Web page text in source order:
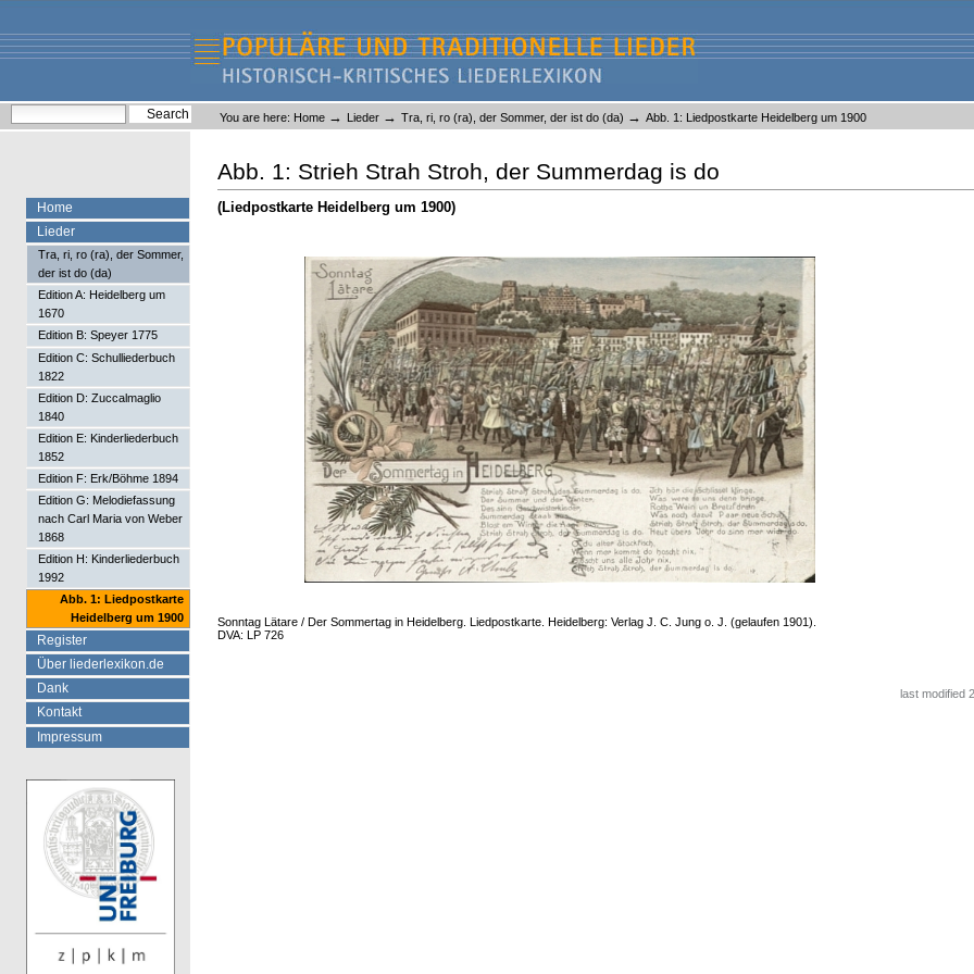
content.
navigation
Liederlexikon
Personal
tools
You are here: Home → Lieder → Tra, ri, ro (ra), der Sommer, der ist do (da) → Abb. 1: Liedpostkarte Heidelberg um 1900
Abb. 1: Strieh Strah Stroh, der Summerdag is do
(Liedpostkarte Heidelberg um 1900)
Sonntag Lätare / Der Sommertag in Heidelberg. Liedpostkarte. Heidelberg: Verlag J. C. Jung o. J. (gelaufen 1901).
DVA: LP 726
last modified
Home
Lieder
Tra, ri, ro (ra), der Sommer,
der ist do (da)
Edition A: Heidelberg um
1670
Edition B: Speyer 1775
Edition C: Schulliederbuch
1822
Edition D: Zuccalmaglio
1840
Edition E: Kinderliederbuch
1852
Edition F: Erk/Böhme 1894
Edition G: Melodiefassung
nach Carl Maria von Weber
1868
Edition H: Kinderliederbuch
1992
Abb. 1: Liedpostkarte
Heidelberg um 1900
Register
Über liederlexikon.de
Dank
Kontakt
Impressum